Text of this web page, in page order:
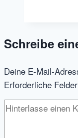
Schreibe
Deine E-Mail-
Erforderliche